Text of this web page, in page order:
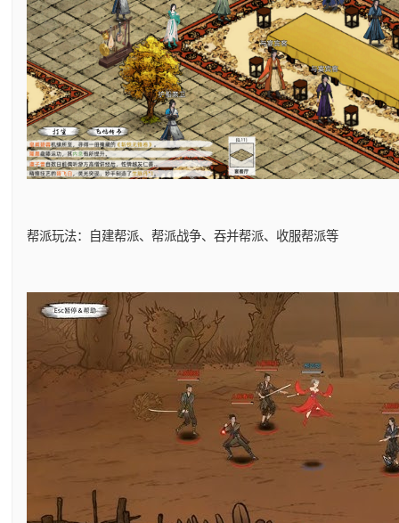
帮派玩法：自建帮派、帮派战争、吞并帮派、收服帮派等